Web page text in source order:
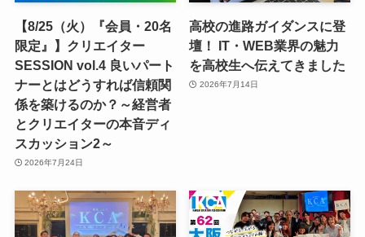
【8/25（火）『会員・20名
限定』】クリエイター
SESSION vol.4 良いパート
ナーとはどうすれば信頼関
係を築けるのか？～経営者
とクリエイターの本音ディ
スカッション2～
2026年7月24日
高校の進路ガイダンスに登
壇！ IT・WEB業界の魅力
を高校生へ伝えてきました
2026年7月14日